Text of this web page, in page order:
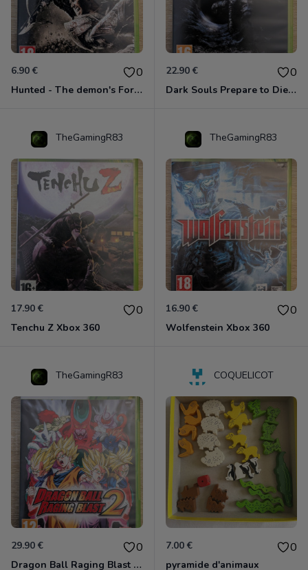
6.90 € 0
Hunted - The demon's Forge Xbox 360 (Complet CIB)
22.90 € 0
Dark Souls Prepare to Die Edition XBOX 360
TheGamingR83
17.90 € 0
Tenchu Z Xbox 360
TheGamingR83
16.90 € 0
Wolfenstein Xbox 360
TheGamingR83
29.90 € 0
Dragon Ball Raging Blast 2 Xbox 360
COQUELICOT
7.00 € 0
pyramide d'animaux